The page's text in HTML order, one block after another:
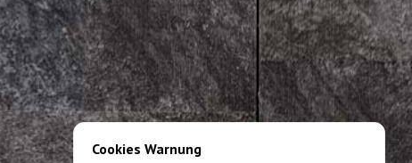
Cookies Warnung